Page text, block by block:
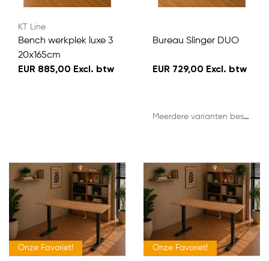
KT Line
Bench werkplek luxe 3
20x165cm
EUR 885,00 Excl. btw
Bureau Slinger DUO
EUR 729,00 Excl. btw
Meerdere varianten beschikbaar
Onze Favoriet! Onze Favoriet!